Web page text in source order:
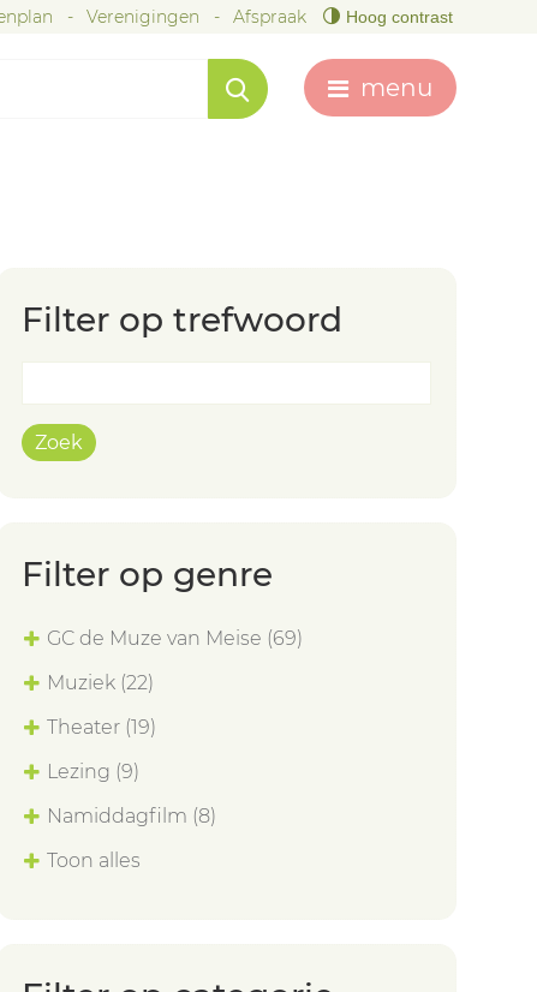
Verenigingen Afspraak Hoog contrast
menu
Filter op trefwoord
Filter op genre
GC de Muze van Meise (69)
Muziek (22)
Theater (19)
Lezing (9)
Namiddagfilm (8)
Toon alles